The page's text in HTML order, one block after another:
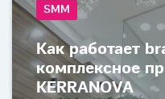
SMM
Как работает
комплексное
KERRANOVA